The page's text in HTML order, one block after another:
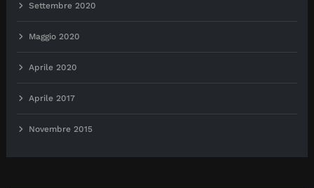
Settembre 2020
Maggio 2020
Aprile 2020
Aprile 2017
Novembre 2015